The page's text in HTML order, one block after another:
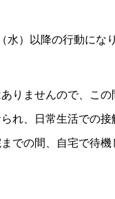
）以降の行動になり
ませんので、この
、日常生活での
での間、自宅で待機